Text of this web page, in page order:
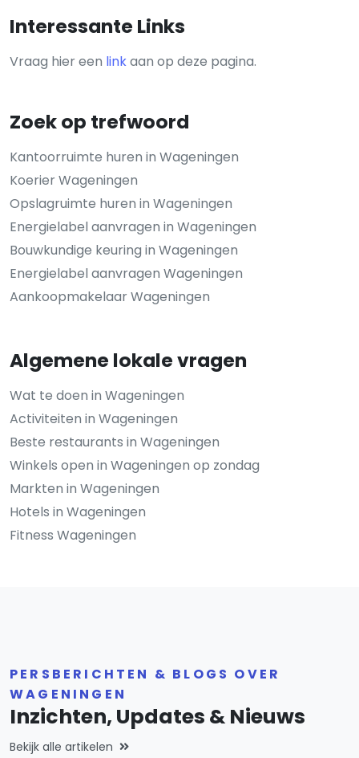
Interessante Links
Vraag hier een linkaan op deze pagina.
Zoek op trefwoord
Kantoorruimte huren in Wageningen
Koerier Wageningen
Opslagruimte huren in Wageningen
Energielabel aanvragen in Wageningen
Bouwkundige keuring in Wageningen
Energielabel aanvragen Wageningen
Aankoopmakelaar Wageningen
Algemene lokale vragen
Wat te doen in Wageningen
Activiteiten in Wageningen
Beste restaurants in Wageningen
Winkels open in Wageningen op zondag
Markten in Wageningen
Hotels in Wageningen
Fitness Wageningen
PERSBERICHTEN & BLOGS OVER
WAGENINGEN
Inzichten, Updates & Nieuws
Bekijk alle artikelen